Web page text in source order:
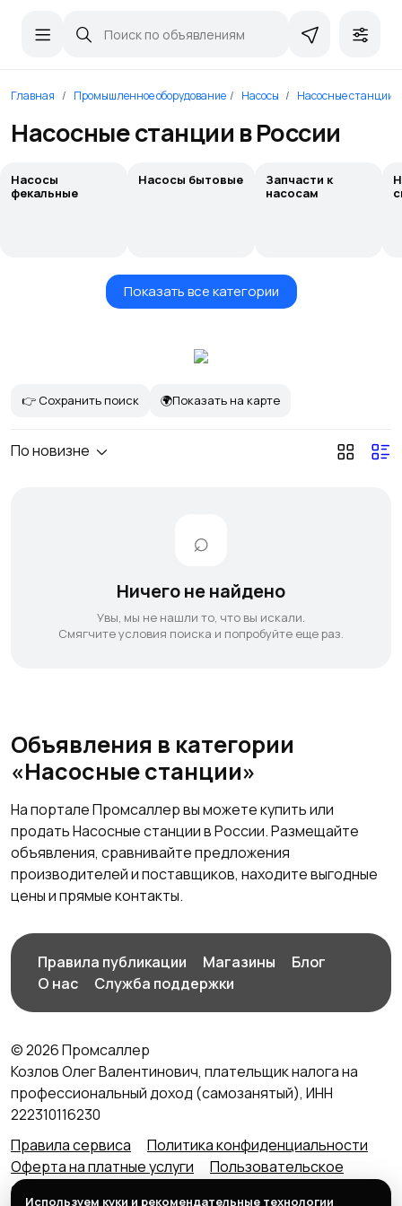
Главная Промышленное оборудование Насосы Насосные станции
Насосные станции в России
Насосы
фекальные
Насосы бытовые
Запчасти к
насосам
Показать все категории
👉 Сохранить поиск 🌍Показать на карте
По новизне
Ничего не найдено
Увы, мы не нашли то, что вы искали.
Смягчите условия поиска и попробуйте еще раз.
Объявления в категории
«Насосные станции»
На портале Промсаллер вы можете купить или
продать Насосные станции в России. Размещайте
объявления, сравнивайте предложения
производителей и поставщиков, находите выгодные
цены и прямые контакты.
Правила публикации Магазины
Блог
О нас
Служба поддержки
© 2026 Промсаллер
Козлов Олег Валентинович, плательщик налога на
профессиональный доход (самозанятый), ИНН
222310116230
Правила сервиса
Политика конфиденциальности
Оферта на платные услуги
Пользовательское
соглашение
Используем куки и рекомендательные технологии